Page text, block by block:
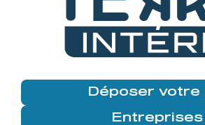
Déposer votre
Entreprises